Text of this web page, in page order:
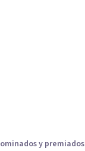
y premiados